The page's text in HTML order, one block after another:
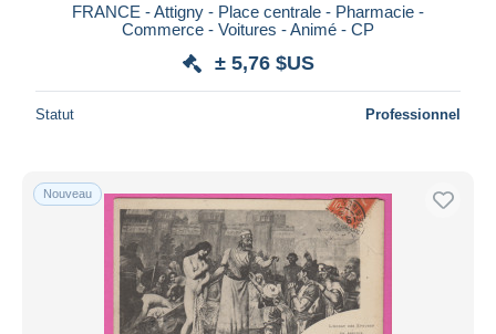
FRANCE - Attigny - Place centrale - Pharmacie -
Commerce - Voitures - Animé - CP
± 5,76 $US
Statut Professionnel
Nouveau